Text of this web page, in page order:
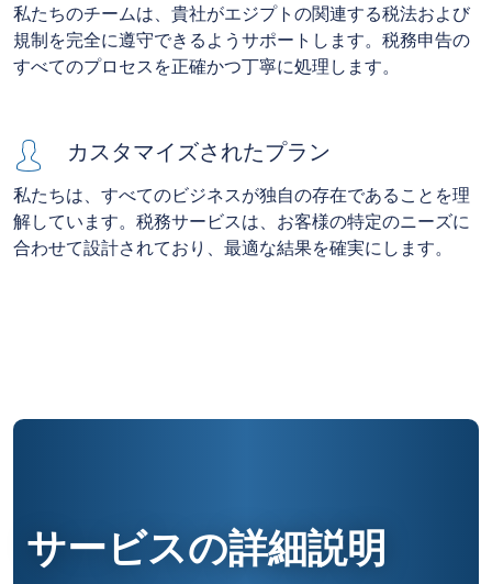
私たちのチームは、貴社がエジプトの関連する税法および
規制を完全に遵守できるようサポートします。税務申告の
すべてのプロセスを正確かつ丁寧に処理します。
カスタマイズされたプラン
私たちは、すべてのビジネスが独自の存在であることを理
解しています。税務サービスは、お客様の特定のニーズに
合わせて設計されており、最適な結果を確実にします。
サービスの詳細説明